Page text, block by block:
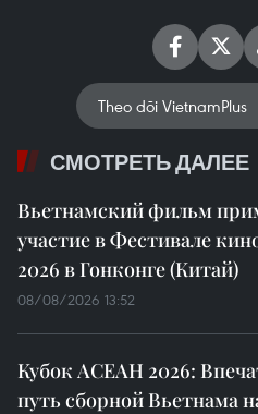
Theo dõi VietnamPlus
СМОТРЕТЬ ДАЛЕЕ
Вьетнамский фильм
участие в Фестивале
2026 в Гонконге (Китай)
08/08/2026 13:52
Кубок АСЕАН 2026:
путь сборной Вьетнама